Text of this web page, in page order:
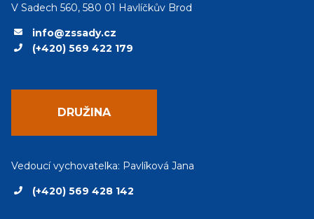
V Sadech 560, 580 01 Havlíčkův Brod
info@zssady.cz
(+420) 569 422 179
DRUŽINA
Vedoucí vychovatelka: Pavlíková Jana
(+420) 569 428 142